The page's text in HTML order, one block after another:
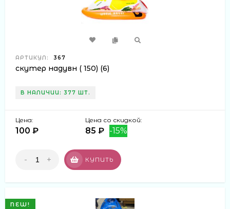
АРТИКУЛ: 367
скутер надувн ( 150) (6)
В НАЛИЧИИ: 377 ШТ.
Цена:
100 ₽
Цена со скидкой:
85 ₽ -15%
- + КУПИТЬ
NEW!